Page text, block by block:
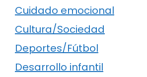
Cuidado emocional
Cultura/Sociedad
Deportes/Fútbol
Desarrollo infantil